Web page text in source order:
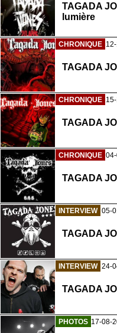
TAGADA
lumière
CHRONIQUE
TAGADA
CHRONIQUE
TAGADA
CHRONIQUE
TAGADA
INTERVIEW 05-
TAGADA
INTERVIEW 24-
TAGADA
PHOTOS 17-08-